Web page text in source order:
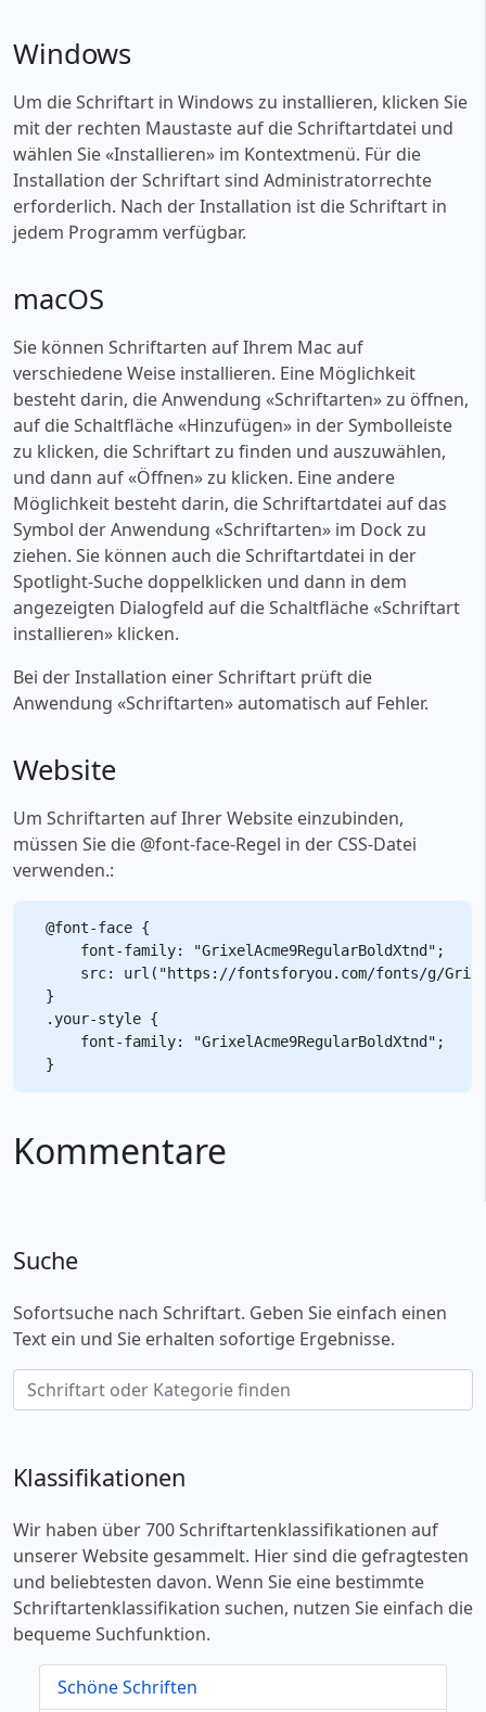
Windows
Um die Schriftart in Windows zu installieren, klicken Sie
mit der rechten Maustaste auf die Schriftartdatei und
wählen Sie «‎Installieren» im Kontextmenü. Für die
Installation der Schriftart sind Administratorrechte
erforderlich. Nach der Installation ist die Schriftart in
jedem Programm verfügbar.
macOS
Sie können Schriftarten auf Ihrem Mac auf
verschiedene Weise installieren. Eine Möglichkeit
besteht darin, die Anwendung «‎Schriftarten» zu öffnen,
auf die Schaltfläche «‎Hinzufügen» in der Symbolleiste
zu klicken, die Schriftart zu finden und auszuwählen,
und dann auf «‎Öffnen» zu klicken. Eine andere
Möglichkeit besteht darin, die Schriftartdatei auf das
Symbol der Anwendung «‎Schriftarten» im Dock zu
ziehen. Sie können auch die Schriftartdatei in der
Spotlight-Suche doppelklicken und dann in dem
angezeigten Dialogfeld auf die Schaltfläche «‎Schriftart
installieren» klicken.
Bei der Installation einer Schriftart prüft die
Anwendung «‎Schriftarten» automatisch auf Fehler.
Website
Um Schriftarten auf Ihrer Website einzubinden,
müssen Sie die @font-face-Regel in der CSS-Datei
verwenden.:
@font-face {
    font-family: "GrixelAcme9RegularBoldXtnd";
src: url("https://fontsforyou.com/fonts/g/
}
.your-style {
    font-family: "GrixelAcme9RegularBoldXtnd";
Kommentare
Suche
Sofortsuche nach Schriftart. Geben Sie einfach einen
Text ein und Sie erhalten sofortige Ergebnisse.
Klassifikationen
Wir haben über 700 Schriftartenklassifikationen auf
unserer Website gesammelt. Hier sind die gefragtesten
und beliebtesten davon. Wenn Sie eine bestimmte
Schriftartenklassifikation suchen, nutzen Sie einfach die
bequeme Suchfunktion.
Schöne Schriften